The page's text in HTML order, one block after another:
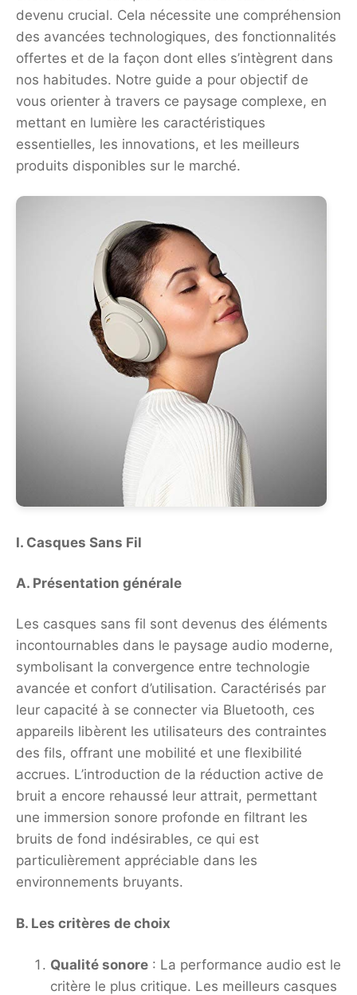
devenu crucial. Cela nécessite une compréhension
des avancées technologiques, des fonctionnalités
offertes et de la façon dont elles s’intègrent dans
nos habitudes. Notre guide a pour objectif de
vous orienter à travers ce paysage complexe, en
mettant en lumière les caractéristiques
essentielles, les innovations, et les meilleurs
produits disponibles sur le marché.
I. Casques Sans Fil
A. Présentation générale
Les casques sans fil sont devenus des éléments
incontournables dans le paysage audio moderne,
symbolisant la convergence entre technologie
avancée et confort d’utilisation. Caractérisés par
leur capacité à se connecter via Bluetooth, ces
appareils libèrent les utilisateurs des contraintes
des fils, offrant une mobilité et une flexibilité
accrues. L’introduction de la réduction active de
bruit a encore rehaussé leur attrait, permettant
une immersion sonore profonde en filtrant les
bruits de fond indésirables, ce qui est
particulièrement appréciable dans les
environnements bruyants.
B. Les critères de choix
Qualité sonore: La performance audio est le
critère le plus critique. Les meilleurs casques